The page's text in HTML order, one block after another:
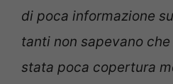
di poca informazione
tanti non sapevano che
stata poca copertura